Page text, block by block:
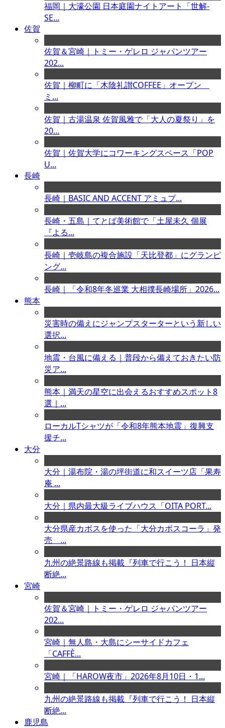
福岡｜大濠公園 日本庭園ナイトアート「世解-
SE...
佐賀
佐賀＆宮崎｜トミー・ゲレロ ジャパンツアー
202...
佐賀｜柳町に「木陰礼讃COFFEE」オープン
ミ...
佐賀｜古湯温泉 佐賀風雅で「大人の夏祭り」を
20...
佐賀｜佐賀大学にコワーキングスペース「POP
U...
長崎
長崎｜BASIC AND ACCENT アミュプ...
長崎・五島｜てとば美術館で「土屋未久 個展
『よる...
長崎｜壱岐島の複合施設「天比登都」にグランピ
ング...
長崎｜「令和8年冬巡業 大相撲長崎場所」2026...
熊本
災害時の備えにジャンプスターターという新しい
選択...
地震・台風に備える｜普段から備えておきたい防
災ア...
熊本｜満天の星空に出会えるおすすめスポット8
選｜...
ローカルTシャツが「令和8年熊本地震」復興支
援チ...
大分
大分｜湯布院・湯の坪街道に和スイーツ店「果寿
庵 ...
大分｜県内最大級ライブハウス「OITA PORT...
大分県産カボスを使った「大分カボスコーラ」発
売 ...
九州の絶景路線も掲載『列車で行こう！ 日本縦
断絶...
宮崎
佐賀＆宮崎｜トミー・ゲレロ ジャパンツアー
202...
宮崎｜無人島・大島にシーサイドカフェ
「CAFFÈ...
宮崎｜「HAROW夜市」2026年8月10日・1...
九州の絶景路線も掲載『列車で行こう！ 日本縦
断絶...
鹿児島